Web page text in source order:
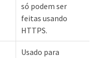
só podem ser
feitas usando
HTTPS.
Usado para